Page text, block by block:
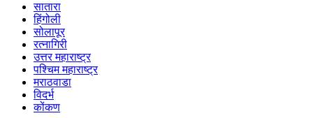
सातारा
हिंगोली
सोलापूर
रत्नागिरी
उत्तर महाराष्ट्र
पश्चिम महाराष्ट्र
मराठवाडा
विदर्भ
कोंकण